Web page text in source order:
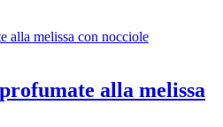
alla melissa